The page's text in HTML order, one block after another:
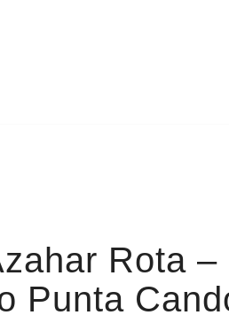
Rota –
Punta